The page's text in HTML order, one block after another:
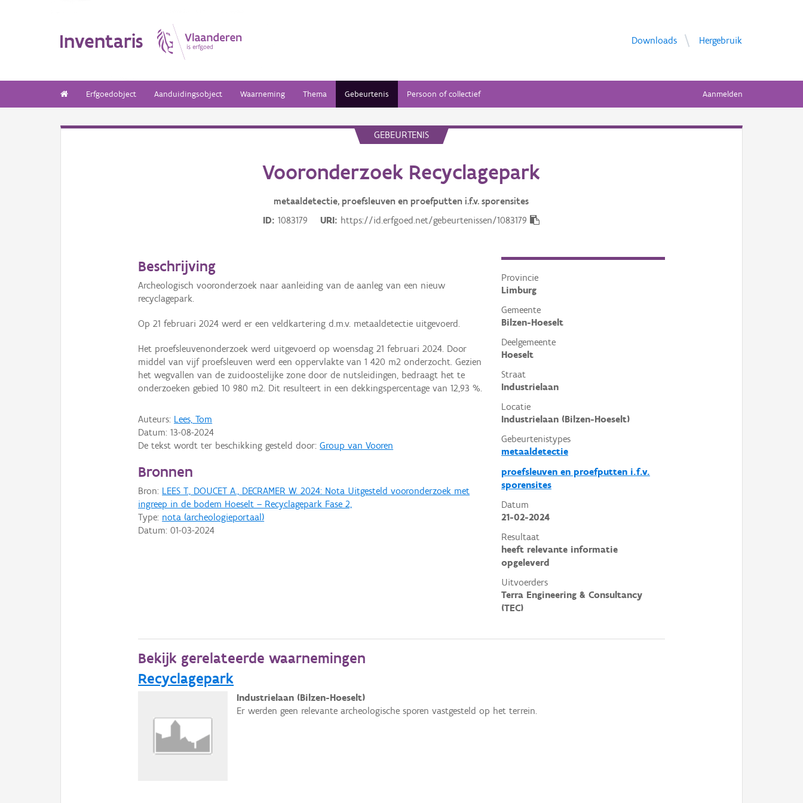
Inventaris Downloads Hergebruik
Erfgoedobject Aanduidingsobject Waarneming Thema Gebeurtenis Persoon of collectief Aanmelden
GEBEURTENIS
Vooronderzoek Recyclagepark
metaaldetectie, proefsleuven en proefputten i.f.v. sporensites
ID
1083179 URI https://id.erfgoed.net/gebeurtenissen/1083179
Provincie
Limburg
Gemeente
Bilzen-Hoeselt
Deelgemeente
Hoeselt
Straat
Industrielaan
Locatie
Industrielaan (Bilzen-Hoeselt)
Gebeurtenistypes
metaaldetectie
proefsleuven en proefputten i.f.v.
sporensites
Datum
21-02-2024
Resultaat
heeft relevante informatie
opgeleverd
Uitvoerders
Terra Engineering & Consultancy
(TEC)
Beschrijving
Archeologisch vooronderzoek naar aanleiding van de aanleg van een nieuw
recyclagepark.
Op 21 februari 2024 werd er een veldkartering d.m.v. metaaldetectie uitgevoerd.
Het proefsleuvenonderzoek werd uitgevoerd op woensdag 21 februari 2024. Door
middel van vijf proefsleuven werd een oppervlakte van 1 420 m2 onderzocht. Gezien
het wegvallen van de zuidoostelijke zone door de nutsleidingen, bedraagt het te
onderzoeken gebied 10 980 m2. Dit resulteert in een dekkingspercentage van 12,93 %.
Auteurs: Lees, Tom
Datum:13-08-2024
De tekst wordt ter beschikking gesteld door:Group van Vooren
Bronnen
Bron: LEES T., DOUCET A., DECRAMER W. 2024: Nota Uitgesteld vooronderzoek met
ingreep in de bodem Hoeselt – Recyclagepark Fase 2,
Type: nota (archeologieportaal)
Datum:01-03-2024
Bekijk gerelateerde waarnemingen
Recyclagepark
Industrielaan (Bilzen-Hoeselt)
Er werden geen relevante archeologische sporen vastgesteld op het terrein.